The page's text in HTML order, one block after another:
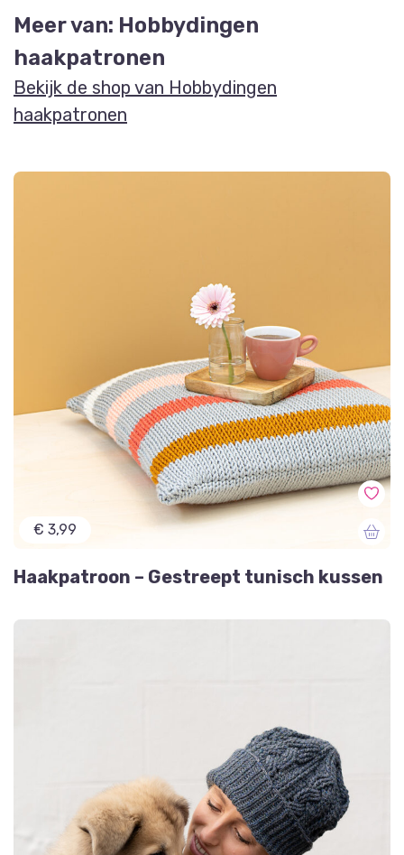
Meer van: Hobbydingen
haakpatronen
Bekijk de shop van Hobbydingen
haakpatronen
€ 3,99
Haakpatroon – Gestreept tunisch kussen